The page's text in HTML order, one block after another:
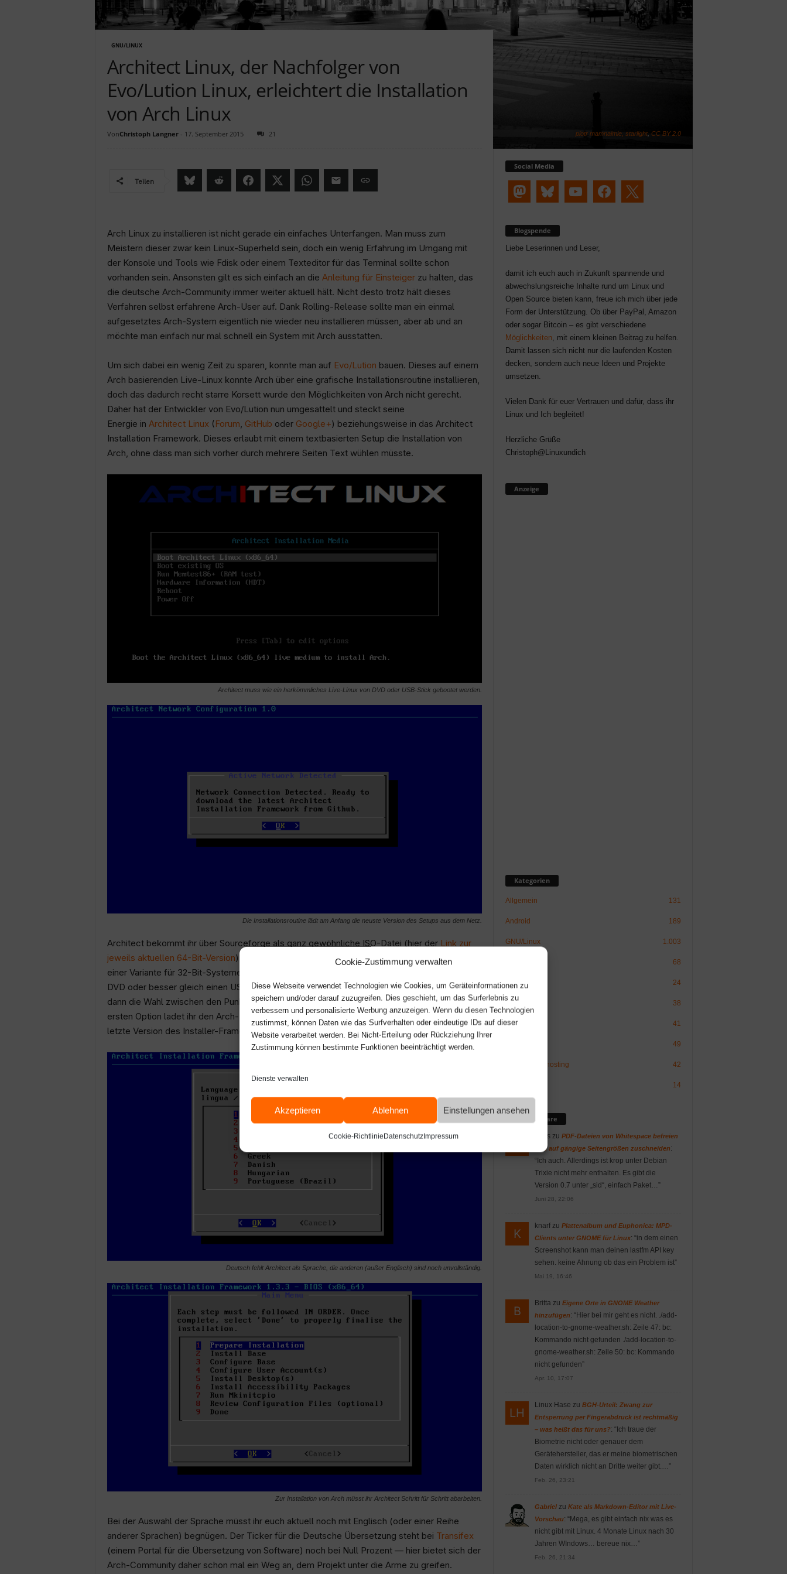
Cookie-Zustimmung verwalten
Diese Webseite verwendet Technologien wie Cookies, um Geräteinformationen zu
speichern und/oder darauf zuzugreifen. Dies geschieht, um das Surferlebnis zu
verbessern und personalisierte Werbung anzuzeigen. Wenn du diesen Technologien
zustimmst, können Daten wie das Surfverhalten oder eindeutige IDs auf dieser
Website verarbeitet werden. Bei Nicht-Erteilung oder Rückziehung Ihrer
Zustimmung können bestimmte Funktionen beeinträchtigt werden.
Dienste verwalten
Akzeptieren Ablehnen Einstellungen ansehen
Cookie-RichtlinieDatenschutzImpressum
h
piotr mamnaimie, starlight, CC BY 2.0
GNU/LINUX
Architect Linux, der Nachfolger von
Evo/Lution Linux, erleichtert die Installation
von Arch Linux
VonChristoph Langner- 17. September 2015 21
Teilen
Arch Linux zu installieren ist nicht gerade ein einfaches Unterfangen. Man muss zum
Meistern dieser zwar kein Linux-Superheld sein, doch ein wenig Erfahrung im Umgang mit
der Konsole und Tools wie Fdisk oder einem Texteditor für das Terminal sollte schon
vorhanden sein. Ansonsten gilt es sich einfach an die Anleitung für Einsteigerzu halten, das
die deutsche Arch-Community immer weiter aktuell hält. Nicht desto trotz hält dieses
Verfahren selbst erfahrene Arch-User auf. Dank Rolling-Release sollte man ein einmal
aufgesetztes Arch-System eigentlich nie wieder neu installieren müssen, aber ab und an
möchte man einfach nur mal schnell ein System mit Arch ausstatten.
Um sich dabei ein wenig Zeit zu sparen, konnte man auf Evo/Lution bauen. Dieses auf einem
Arch basierenden Live-Linux konnte Arch über eine grafische Installationsroutine installieren,
doch das dadurch recht starre Korsett wurde den Möglichkeiten von Arch nicht gerecht.
Daher hat der Entwickler von Evo/Lution nun umgesattelt und steckt seine
Energie in Architect Linux(Forum, GitHub oder Google+) beziehungsweise in das Architect
Installation Framework. Dieses erlaubt mit einem textbasierten Setup die Installation von
Arch, ohne dass man sich vorher durch mehrere Seiten Text wühlen müsste.
Architect muss wie ein herkömmliches Live-Linux von DVD oder USB-Stick gebootet werden.
Die Installationsroutine lädt am Anfang die neuste Version des Setups aus dem Netz.
Architect bekommt ihr über Sourceforge als ganz gewöhnliche ISO-Datei (hier der Link zur
jeweils aktuellen 64-Bit-Version) — auf der Sourceforge-Seitebekommt ihr Architect auch in
einer Variante für 32-Bit-Systeme. Diese schreibt ihr wie andere Linux-Distributionen auf eine
DVD oder besser gleich einen USB-Stick und bootet das Systems. Im Bootmanager habt ihr
dann die Wahl zwischen den PunktenBoot Architect LinuxundBoot existing OS, mit der
ersten Option ladet ihr den Arch-Installer. Nach einer kurzen Initialisierung lädt Architect die
letzte Version des Installer-Frameworks aus dem Netz und beginnt mit der Installation.
Deutsch fehlt Architect als Sprache, die anderen (außer Englisch) sind noch unvollständig.
Zur Installation von Arch müsst ihr Architect Schritt für Schritt abarbeiten.
Bei der Auswahl der Sprache müsst ihr euch aktuell noch mit Englisch (oder einer Reihe
anderer Sprachen) begnügen. Der Ticker für die Deutsche Übersetzung steht bei Transifex
(einem Portal für die Übersetzung von Software) noch bei Null Prozent — hier bietet sich der
Arch-Community daher schon mal ein Weg an, dem Projekt unter die Arme zu greifen.
Social Media
Blogspende
Liebe Leserinnen und Leser,
damit ich euch auch in Zukunft spannende und
abwechslungsreiche Inhalte rund um Linux und
Open Source bieten kann, freue ich mich über jede
Form der Unterstützung. Ob über PayPal, Amazon
oder sogar Bitcoin – es gibt verschiedene
Möglichkeiten, mit einem kleinen Beitrag zu helfen.
Damit lassen sich nicht nur die laufenden Kosten
decken, sondern auch neue Ideen und Projekte
umsetzen.
Vielen Dank für euer Vertrauen und dafür, dass ihr
Linux und Ich begleitet!
Herzliche Grüße
Christoph@Linuxundich
Anzeige
Kategorien
Allgemein 131
Android 189
GNU/Linux 1.003
68
Netz-/Politik 24
News 38
Raspberry Pi 41
49
Webdesign/-hosting 42
14
Kommentare
Vituszu PDF-Dateien von Whitespace befreien
und auf gängige Seitengrößen zuschneiden:
“Ich auch. Allerdings ist krop unter Debian
Trixie nicht mehr enthalten. Es gibt die
Version 0.7 unter „sid“, einfach Paket… ”
Juni 28, 22:06
knarfzu Plattenalbum und Euphonica: MPD-
Clients unter GNOME für Linux: “in dem einen
Screenshot kann man deinen lastfm API key
sehen. keine Ahnung ob das ein Problem ist”
Mai 19, 16:46
Britta zu Eigene Orte in GNOME Weather
hinzufügen: “Hier bei mir geht es nicht. ./add-
location-to-gnome-weather.sh: Zeile 47: bc:
Kommando nicht gefunden ./add-location-to-
gnome-weather.sh: Zeile 50: bc: Kommando
nicht gefunden”
Apr. 10, 17:07
Linux Hase zu BGH-Urteil: Zwang zur
Entsperrung per Fingerabdruck ist rechtmäßig
– was heißt das für uns?: “Ich traue der
Biometrie nicht oder genauer dem
Gerätehersteller, das er meine biometrischen
Daten wirklich nicht an Dritte weiter gibt.… ”
Feb. 26, 23:21
Gabrielzu Kate als Markdown-Editor mit Live-
Vorschau: “Mega, es gibt einfach nix was es
nicht gibt mit Linux. 4 Monate Linux nach 30
Jahren WIndows… bereue nix… ”
Feb. 26, 21:34